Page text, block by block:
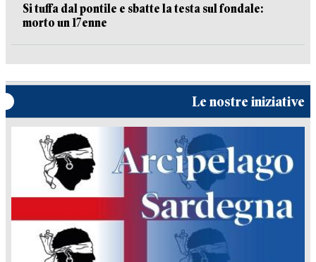
Si tuffa dal pontile e sbatte la testa sul fondale:
morto un 17enne
Le nostre iniziative